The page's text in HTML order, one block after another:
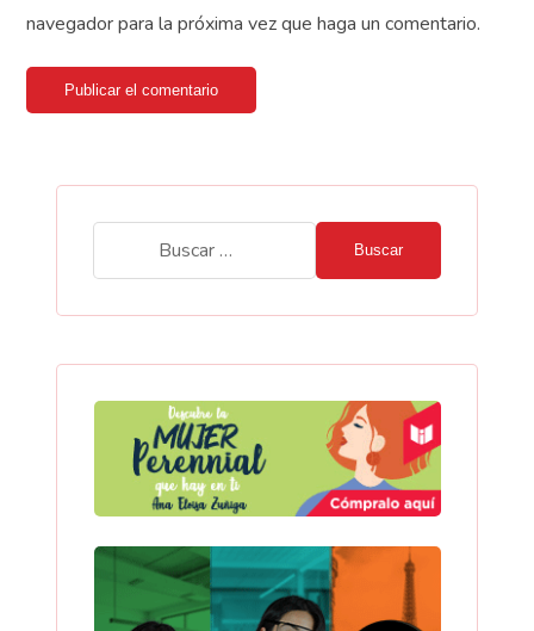
navegador para la próxima vez que haga un comentario.
Publicar el comentario
Buscar